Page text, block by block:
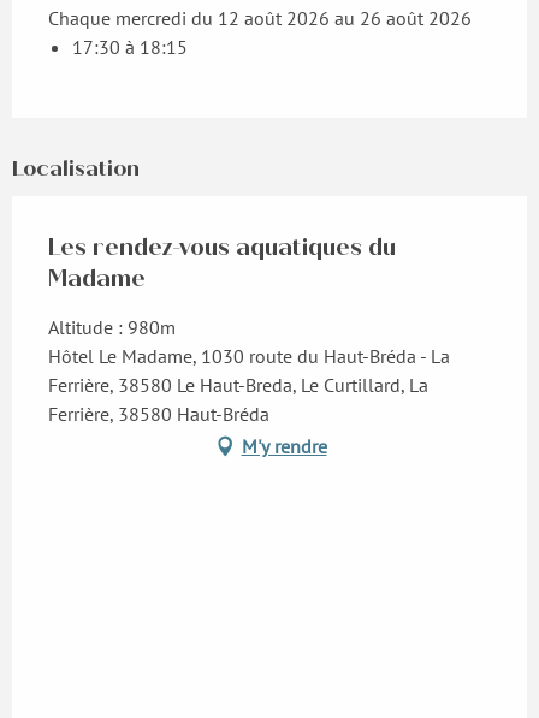
Chaque mercredi du 12 août 2026 au 26 août 2026
17:30 à 18:15
Localisation
Les rendez-vous aquatiques du
Madame
Altitude : 980m
Hôtel Le Madame, 1030 route du Haut-Bréda - La
Ferrière, 38580 Le Haut-Breda, Le Curtillard, La
Ferrière, 38580 Haut-Bréda
M'y rendre